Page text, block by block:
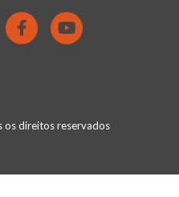
direitos reservados